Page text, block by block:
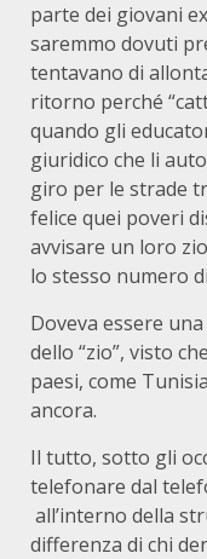
parte dei giovani
saremmo dovuti
tentavano di
ritorno perché
quando gli
giuridico che li
giro per le strade
felice quei poveri
avvisare un loro
lo stesso numero
Doveva essere
dello “zio”, visto
paesi, come
ancora.
Il tutto, sotto gli
telefonare dal
all’interno della
differenza di chi